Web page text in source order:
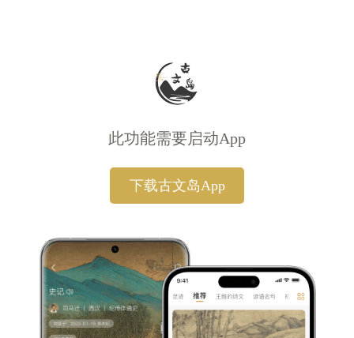
此功能需要启动App
下载古文岛App